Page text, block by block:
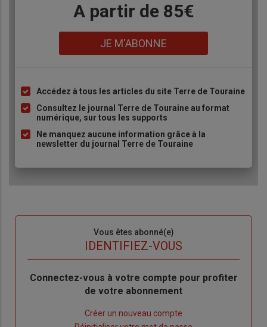
A partir de 85€
JE M'ABONNE
Liste
à
puce
Accédez à tous les articles du site Terre de Touraine
Consultez le journal Terre de Touraine au format
numérique, sur tous les supports
Ne manquez aucune information grâce à la
newsletter du journal Terre de Touraine
Vous êtes abonné(e)
IDENTIFIEZ-VOUS
Body
Connectez-vous à votre compte pour profiter
de votre abonnement
Créer un nouveau compte